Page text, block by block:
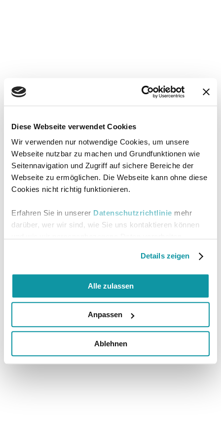
Diese Webseite verwendet Cookies
Wir verwenden nur notwendige Cookies, um unsere
Webseite nutzbar zu machen und Grundfunktionen wie
Seitennavigation und Zugriff auf sichere Bereiche der
Webseite zu ermöglichen. Die Webseite kann ohne diese
Cookies nicht richtig funktionieren.
Erfahren Sie in unserer Datenschutzrichtlinie mehr
darüber, wer wir sind, wie Sie uns kontaktieren können
Details zeigen
Alle zulassen
Anpassen
Ablehnen